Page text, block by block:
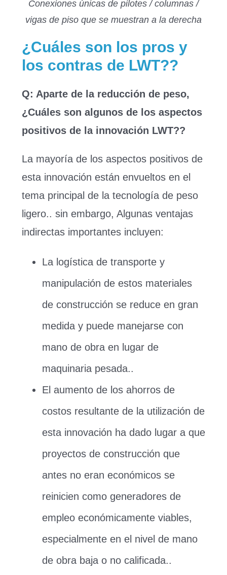
Conexiones únicas de pilotes / columnas /
vigas de piso que se muestran a la derecha
¿Cuáles son los pros y
los contras de LWT??
Q: Aparte de la reducción de peso,
¿Cuáles son algunos de los aspectos
positivos de la innovación LWT??
La mayoría de los aspectos positivos de
esta innovación están envueltos en el
tema principal de la tecnología de peso
ligero.. sin embargo, Algunas ventajas
indirectas importantes incluyen:
La logística de transporte y
manipulación de estos materiales
de construcción se reduce en gran
medida y puede manejarse con
mano de obra en lugar de
maquinaria pesada..
El aumento de los ahorros de
costos resultante de la utilización de
esta innovación ha dado lugar a que
proyectos de construcción que
antes no eran económicos se
reinicien como generadores de
empleo económicamente viables,
especialmente en el nivel de mano
de obra baja o no calificada..